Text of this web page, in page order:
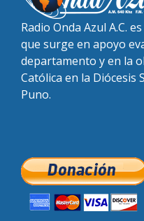
Radio Onda Azul A.C.
que surge en apoyo
departamento y en la
Católica en la Diócesis
Puno.